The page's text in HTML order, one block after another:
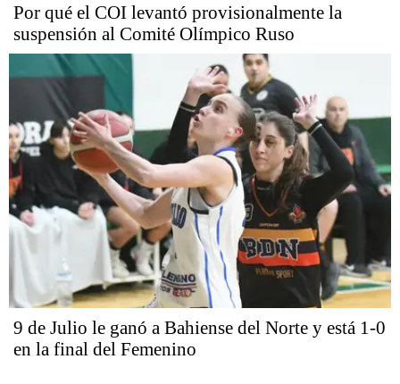
Por qué el COI levantó provisionalmente la
suspensión al Comité Olímpico Ruso
9 de Julio le ganó a Bahiense del Norte y está 1-0
en la final del Femenino